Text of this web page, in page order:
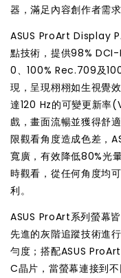
器，滿足內容創作者需求
ASUS ProArt Display
點技術，提供98%
0、100% Rec.709及
現，呈現栩栩如生視覺
達120 Hz的可變更新率
戲，畫面流暢並獲得舒
限觀看角度造成色差，
寬廣，有效降低80%光
時觀看，從任何角度均
利。
ASUS ProArt系列螢幕
先進的灰階追蹤技術進
勻度；搭配ASUS
C晶片，當螢幕連接到